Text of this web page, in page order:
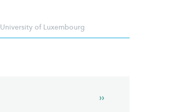
University of Luxembourg
Next
››